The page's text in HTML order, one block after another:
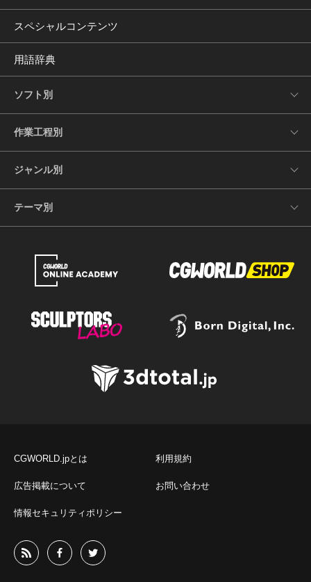
スペシャルコンテンツ
用語辞典
ソフト別
作業工程別
ジャンル別
テーマ別
CGWORLD.jpとは 利用規約
広告掲載について お問い合わせ
情報セキュリティポリシー